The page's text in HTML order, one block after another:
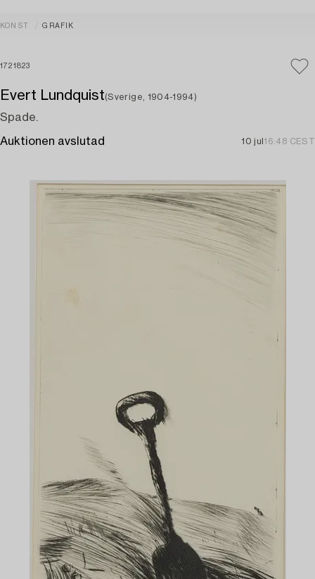
KONST GRAFIK
1721823
Evert Lundquist(Sverige, 1904-1994)
Spade.
Auktionen avslutad 10 jul 16:48 CEST